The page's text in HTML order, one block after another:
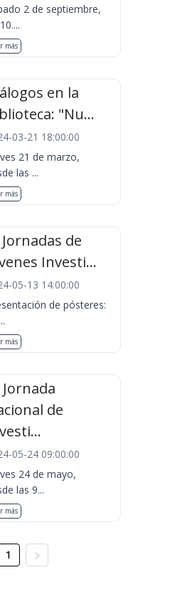
2 de septiembre,
más
en la
"Nu...
03-21 18:00:00
21 de marzo,
las ...
más
de
Investi...
05-13 14:00:00
de pósteres:
más
Jornada
de
05-24 09:00:00
24 de mayo,
las 9...
más
1